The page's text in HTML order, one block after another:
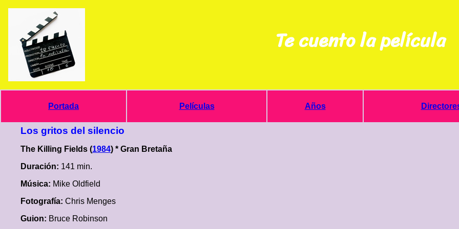
Te cuento la película
Portada Películas Años
Los gritos del silencio
The Killing Fields (1984) * Gran Bretaña
Duración: 141 min.
Música: Mike Oldfield
Fotografía: Chris Menges
Guion: Bruce Robinson